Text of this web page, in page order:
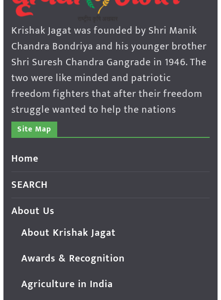
Krishak Jagat was founded by Shri Manik
Chandra Bondriya and his younger brother
Shri Suresh Chandra Gangrade in 1946. The
two were like minded and patriotic
freedom fighters that after their freedom
struggle wanted to help the nations
Site Map
Home
SEARCH
About Us
About Krishak Jagat
Awards & Recognition
Agriculture in India